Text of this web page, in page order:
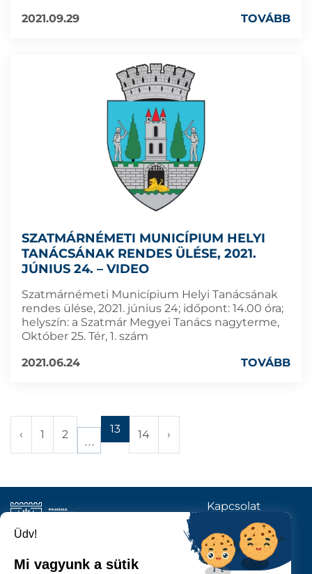
2021.09.29
TOVÁBB
SZATMÁRNÉMETI MUNICÍPIUM HELYI
TANÁCSÁNAK RENDES ÜLÉSE, 2021.
JÚNIUS 24. – VIDEO
Szatmárnémeti Municípium Helyi Tanácsának
rendes ülése, 2021. június 24; időpont: 14.00 óra;
helyszín: a Szatmár Megyei Tanács nagyterme,
Október 25. Tér, 1. szám
2021.06.24
TOVÁBB
‹ 1 2 13 14 ›
Kapcsolat
KÖVESSENEK
Üdv!
Mi vagyunk a sütik